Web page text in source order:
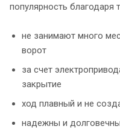
популярность благодаря
не занимают много
ворот
за счет
закрытие
ход плавный и не
надежны и долговечны